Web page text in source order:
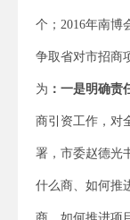
个；2016年南博
争取省对市招商
为 ：一是明确责
商引资工作，对
署，市委赵德光
什么商、如何推